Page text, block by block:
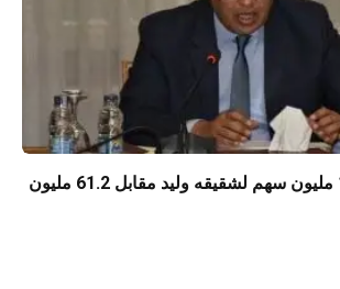
حسام زكى يبيع 17 مليون سهم لشقيقه وليد مقابل 61.2 مليون